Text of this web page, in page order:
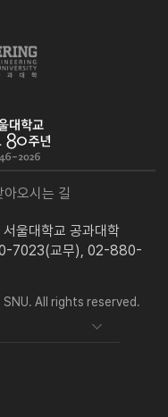
아오시는 길
울대학교 공과대학
7023(교무), 02-880-
All rights reserved.